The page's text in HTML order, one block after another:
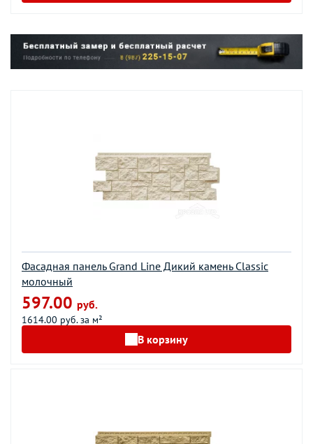
Фасадная панель Grand Line Дикий камень Classic
молочный
597.00 руб.
1614.00 руб. за м²
В корзину